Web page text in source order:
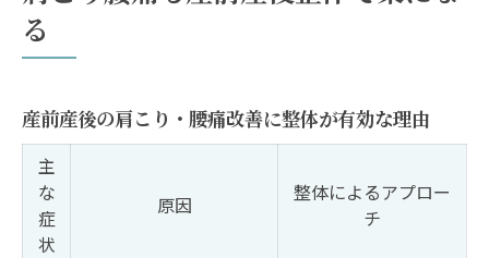
る
産前産後の肩こり・腰痛改善に整体が有効な理由
主
な
症
状
原因
整体によるアプロー
チ